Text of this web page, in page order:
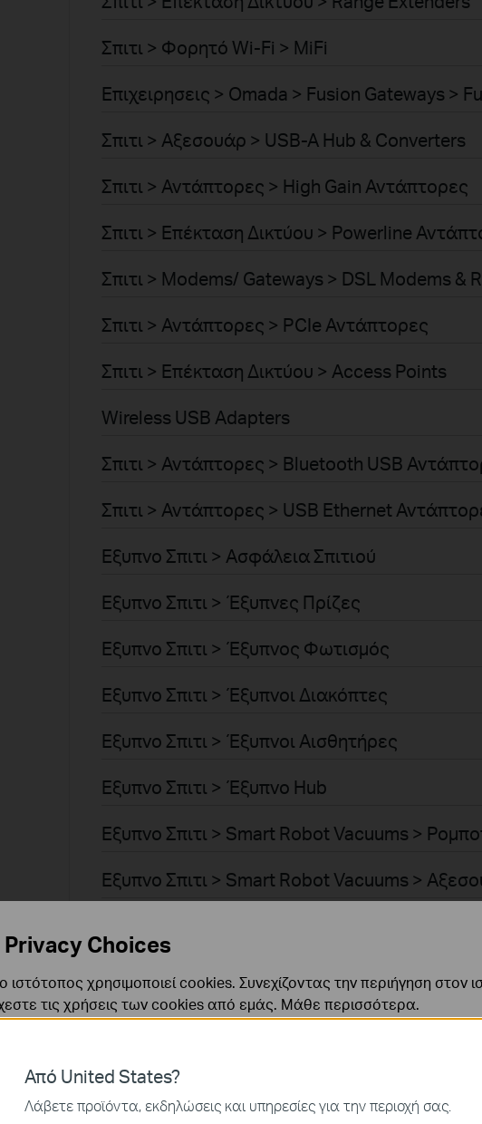
Σπιτι > Φορητό Wi-Fi > MiFi
Επιχειρησεις > Omada > Fusion Gateways >
Σπιτι > Αξεσουάρ > USB-A Hub & Converters
Σπιτι > Αντάπτορες > High Gain Αντάπτορες
Σπιτι > Επέκταση Δικτύου > Powerline
Σπιτι > Modems/ Gateways > DSL Modems &
Σπιτι > Αντάπτορες > PCIe Αντάπτορες
Σπιτι > Επέκταση Δικτύου > Access Points
Wireless USB Adapters
Σπιτι > Αντάπτορες > Bluetooth USB
Σπιτι > Αντάπτορες > USB Ethernet
Εξυπνο Σπιτι > Ασφάλεια Σπιτιού
Εξυπνο Σπιτι > Έξυπνες Πρίζες
Εξυπνο Σπιτι > Έξυπνος Φωτισμός
Εξυπνο Σπιτι > Έξυπνοι Διακόπτες
Εξυπνο Σπιτι > Έξυπνοι Αισθητήρες
Εξυπνο Σπιτι > Έξυπνο Hub
Εξυπνο Σπιτι > Smart Robot Vacuums >
Εξυπνο Σπιτι > Smart Robot Vacuums >
Επιχειρησεις > Omada > WiFi > Wall Plate
Επιχειρησεις > Omada > WiFi > Desktop
Επιχειρησεις > Omada > WiFi > Outdoor
Επιχειρησεις > Omada > WiFi > Wireless Bridge
Από United States?
Λάβετε προϊόντα, εκδηλώσεις και υπηρεσίες για την περιοχή σας.
Privacy Choices
ιστότοπος χρησιμοποιεί cookies. Συνεχίζοντας την περιήγηση στον
τις χρήσεις των cookies από εμάς. Μάθε περισσότερα.
cookie είναι απαραίτητα για τη λειτουργία του ιστότοπου και δεν
στα συστήματά σας.